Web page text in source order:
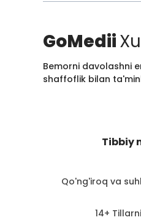
GoMedii
Bemorni davolashni
shaffoflik bilan
Tibbiy
Qo'ng'iroq va
14+